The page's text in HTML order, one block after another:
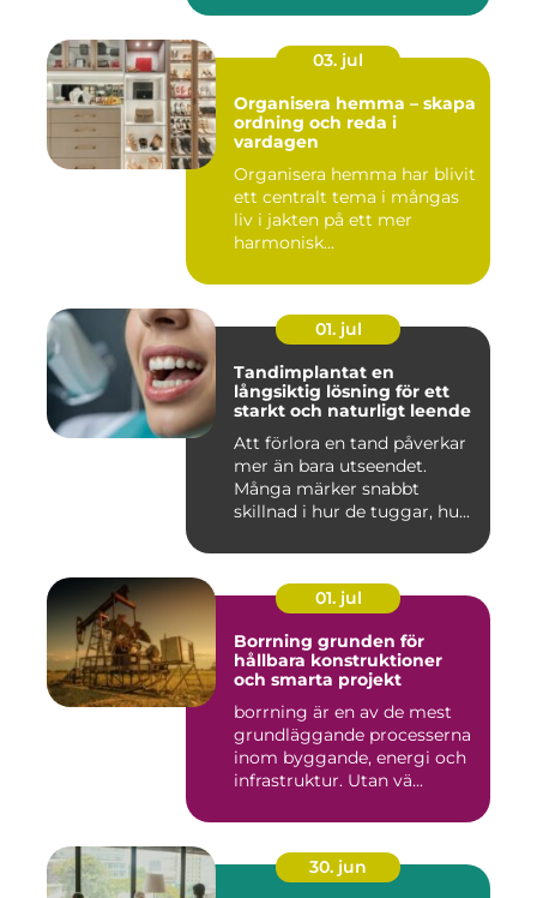
03. jul
Organisera hemma – skapa
ordning och reda i
vardagen
Organisera hemma har blivit
ett centralt tema i mångas
liv i jakten på ett mer
harmonisk...
01. jul
Tandimplantat en
långsiktig lösning för ett
starkt och naturligt leende
Att förlora en tand påverkar
mer än bara utseendet.
Många märker snabbt
skillnad i hur de tuggar, hu...
01. jul
Borrning grunden för
hållbara konstruktioner
och smarta projekt
borrning är en av de mest
grundläggande processerna
inom byggande, energi och
infrastruktur. Utan vä...
30. jun